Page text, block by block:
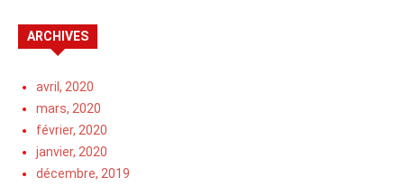
ARCHIVES
avril, 2020
mars, 2020
février, 2020
janvier, 2020
décembre, 2019